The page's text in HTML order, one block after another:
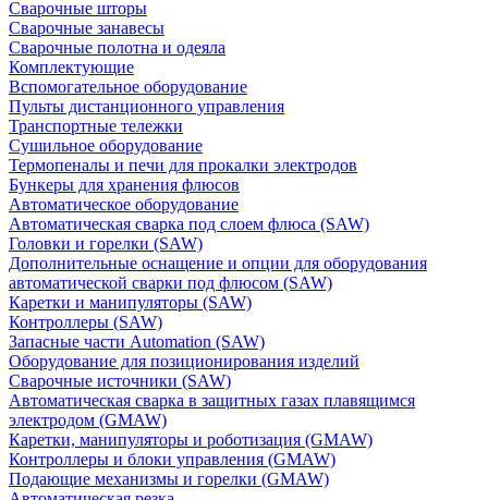
Сварочные шторы
Сварочные занавесы
Сварочные полотна и одеяла
Комплектующие
Вспомогательное оборудование
Пульты дистанционного управления
Транспортные тележки
Сушильное оборудование
Термопеналы и печи для прокалки электродов
Бункеры для хранения флюсов
Автоматическое оборудование
Автоматическая сварка под слоем флюса (SAW)
Головки и горелки (SAW)
Дополнительные оснащение и опции для оборудования
автоматической сварки под флюсом (SAW)
Каретки и манипуляторы (SAW)
Контроллеры (SAW)
Запасные части Automation (SAW)
Оборудование для позиционирования изделий
Сварочные источники (SAW)
Автоматическая сварка в защитных газах плавящимся
электродом (GMAW)
Каретки, манипуляторы и роботизация (GMAW)
Контроллеры и блоки управления (GMAW)
Подающие механизмы и горелки (GMAW)